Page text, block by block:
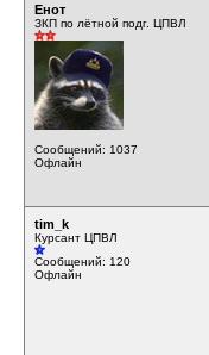
Енот
ЗКП по лётной подг. ЦПВЛ
Сообщений: 1037
Офлайн
tim_k
Курсант ЦПВЛ
Сообщений: 120
Офлайн